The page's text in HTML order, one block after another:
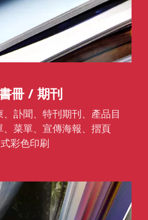
冊 / 期刊
訃聞、特刊期刊、產品目
菜單、宣傳海報、摺頁
彩色印刷